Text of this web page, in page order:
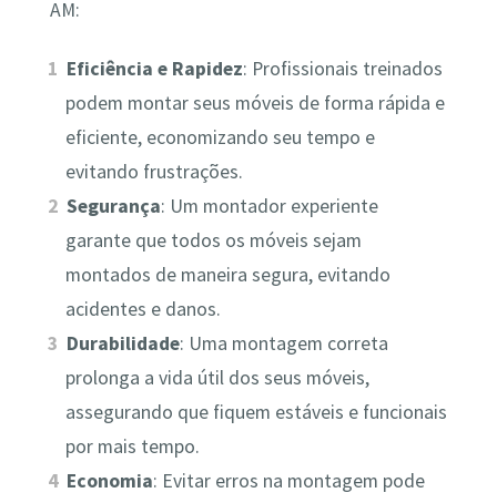
AM:
Eficiência e Rapidez: Profissionais treinados
podem montar seus móveis de forma rápida e
eficiente, economizando seu tempo e
evitando frustrações.
Segurança: Um montador experiente
garante que todos os móveis sejam
montados de maneira segura, evitando
acidentes e danos.
Durabilidade: Uma montagem correta
prolonga a vida útil dos seus móveis,
assegurando que fiquem estáveis e funcionais
por mais tempo.
Economia: Evitar erros na montagem pode